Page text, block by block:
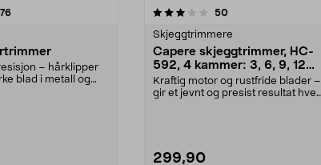
76anmeldelser
– hårklipper
blad i metall og
5 stjerner 50anmeldelser
Skjeggtrimmere
Capere skjeggtrimmer, HC-
592, 4 kammer: 3, 6, 9, 12
mm
Kraftig motor og rustfride blader –
gir et jevnt og presist resultat hver
299,90
3.5av 5 stjerner